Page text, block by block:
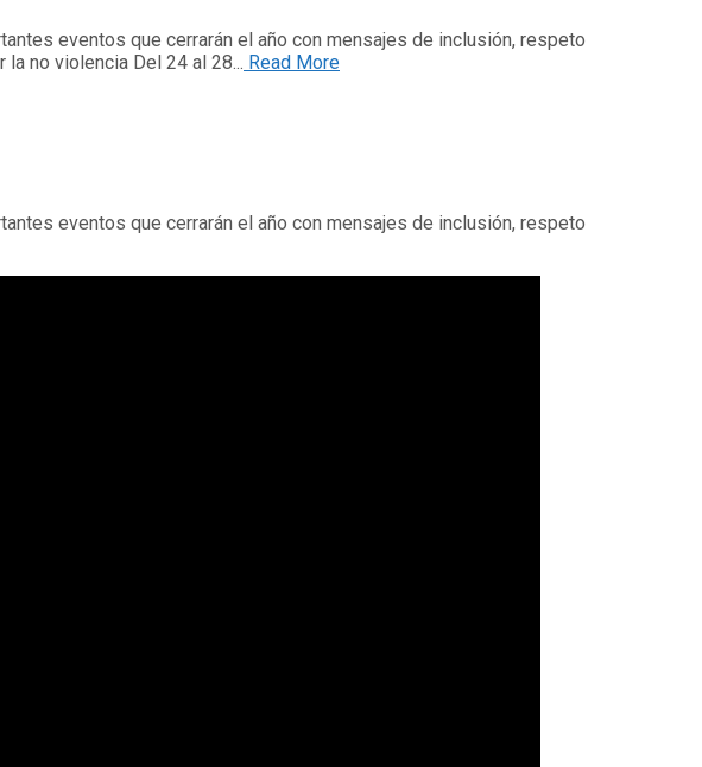
eventos que cerrarán el año con mensajes de inclusión, respeto
no violencia Del 24 al 28... Read More
eventos que cerrarán el año con mensajes de inclusión, respeto